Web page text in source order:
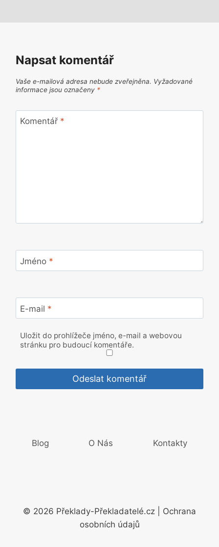
Napsat komentář
Vaše e-mailová adresa nebude zveřejněna. Vyžadované
informace jsou označeny *
Komentář *
Jméno *
E-mail *
Uložit do prohlížeče jméno, e-mail a webovou
stránku pro budoucí komentáře.
Blog O Nás Kontakty
© 2026 Překlady-Překladatelé.cz | Ochrana
osobních údajů